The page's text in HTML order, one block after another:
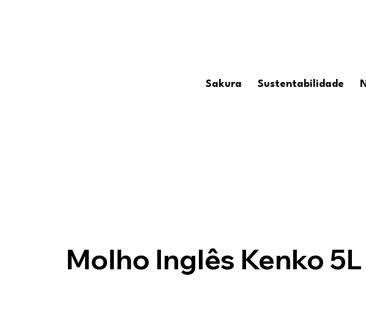
Sakura Sustentabilidade
Molho Inglês Kenko 5L